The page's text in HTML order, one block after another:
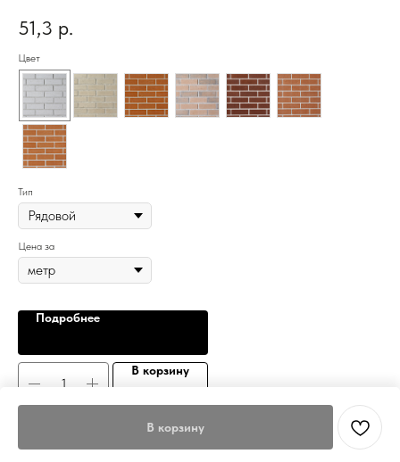
В корзину
51,3 р.
Цвет
Тип
Цена за
Подробнее
В корзину